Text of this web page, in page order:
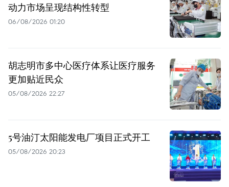
动力市场呈现结构性转型
06/08/2026 01:20
胡志明市多中心医疗体系让医疗服务
更加贴近民众
05/08/2026 22:27
5号油汀太阳能发电厂项目正式开工
05/08/2026 20:23